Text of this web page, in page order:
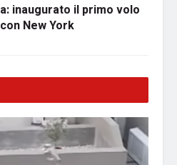
inaugurato il primo volo
New York